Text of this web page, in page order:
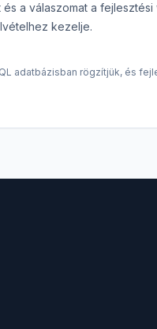
a válaszomat a
kezelje.
adatbázisban rögzítjük, és